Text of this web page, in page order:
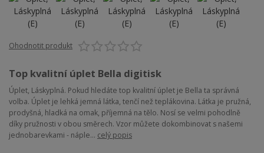
Ohodnotit produkt
Top kvalitní úplet Bella digitisk
Úplet, Láskyplná. Pokud hledáte top kvalitní úplet je Bella ta správná
volba. Úplet je lehká jemná látka, tenčí než teplákovina. Látka je pružná,
prodyšná, hladká na omak, příjemná na tělo. Nosí se velmi pohodlně
díky pružnosti v obou směrech. Vzor můžete dokombinovat s našemi
jednobarevkami - náple... celý popis